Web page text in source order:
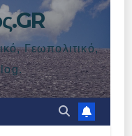
Γεωπολιτικό,